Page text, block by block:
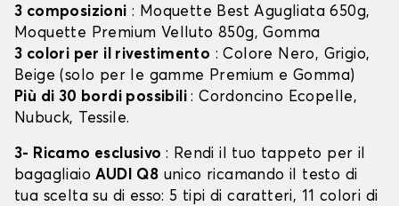
3 composizioni : Moquette Best Agugliata 650g,
Moquette Premium Velluto 850g, Gomma
3 colori per il rivestimento : Colore Nero, Grigio,
Beige (solo per le gamme Premium e Gomma)
Più di 30 bordi possibili: Cordoncino Ecopelle,
Nubuck, Tessile.
3- Ricamo esclusivo : Rendi il tuo tappeto per il
bagagliaioAUDI Q8 unico ricamando il testo di
tua scelta su di esso: 5 tipi di caratteri, 11 colori di